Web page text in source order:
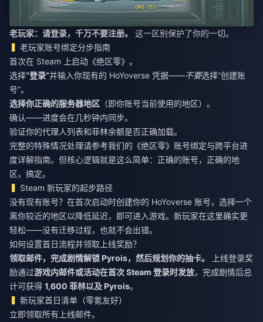
老玩家：请登录，千万不要注册。
这一区别保护了你的一切。
老玩家账号绑定分步指南
首次在 Steam 上启动《绝区零》。
选择“登录”并输入你现有的 HoYoverse 凭据——不要选择“创建账
号”。
选择你正确的服务器地区 （即你账号当前使用的地区）。
确认——进度会在几秒钟内同步。
验证你的代理人列表和菲林余额是否正确加载。
完整的特殊情况处理请参考我们的《绝区零》账号绑定与跨平台进
度详解指南。但核心逻辑就是这么简单：正确的账号，正确的地
区，搞定。
Steam 新玩家的起步路径
没有现有账号？在首次启动时创建你的 HoYoverse 账号，选择一个
离你较近的地区以降低延迟，即可进入游戏。新玩家在这里确实更
轻松——没有迁移过程，也就不会出错。
如何设置首日流程并领取上线奖励？
领取邮件，完成剧情解锁 Pyrois，然后规划你的抽卡。
上线登录奖
励通过游戏内邮件或活动在首次 Steam 登录时发放，完成剧情后总
计可获得 1,600 菲林以及 Pyrois。
新玩家首日清单（零氪友好）
立即领取所有上线邮件。